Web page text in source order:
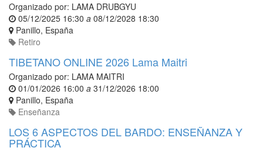
Organizado por: LAMA DRUBGYU
05/12/2025 16:30 a 08/12/2028 18:30
Panillo, España
Retiro
TIBETANO ONLINE 2026 Lama Maitri
Organizado por: LAMA MAITRI
01/01/2026 16:00 a 31/12/2026 18:00
Panillo, España
Enseñanza
LOS 6 ASPECTOS DEL BARDO: ENSEÑANZA Y
PRÁCTICA